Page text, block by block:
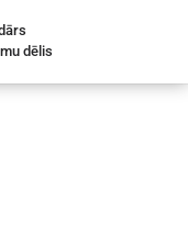
dēlis